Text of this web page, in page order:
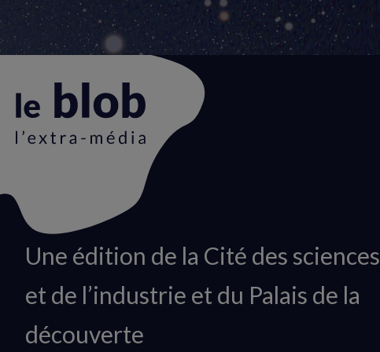
Animation
logo
Une édition de la Cité des sciences
et de l’industrie et du Palais de la
découverte